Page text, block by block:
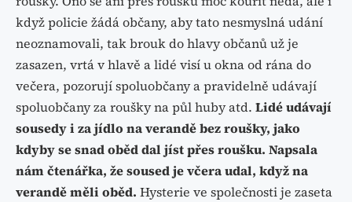
když policie žádá občany, aby tato nesmyslná udání
neoznamovali, tak brouk do hlavy občanů už je
zasazen, vrtá v hlavě a lidé visí u okna od rána do
večera, pozorují spoluobčany a pravidelně udávají
spoluobčany za roušky na půl huby atd. Lidé udávají
sousedy i za jídlo na verandě bez roušky, jako
kdyby se snad oběd dal jíst přes roušku. Napsala
nám čtenářka, že soused je včera udal, když na
verandě měli oběd. Hysterie ve společnosti je zaseta